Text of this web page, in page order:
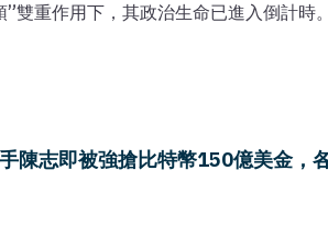
重作用下，其政治生命已進入倒計時
陳志即被強搶比特幣150億美金，